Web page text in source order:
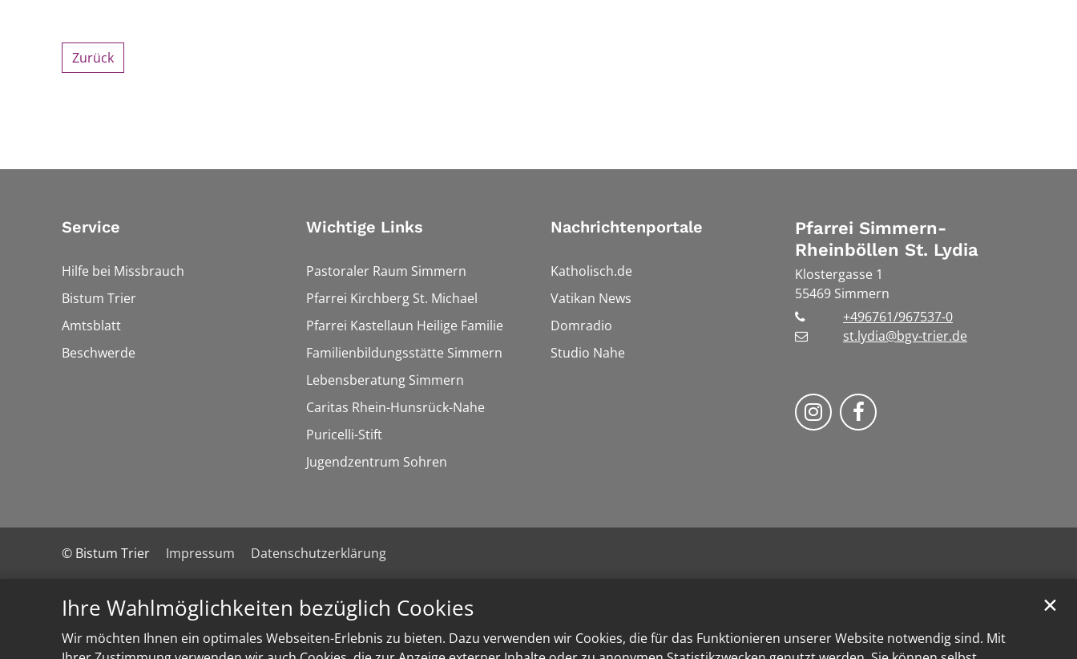
Ihre Wahlmöglichkeiten bezüglich Cookies
Wir möchten Ihnen ein optimales Webseiten-Erlebnis zu bieten. Dazu verwenden wir Cookies, die für das Funktionieren unserer Website notwendig sind. Mit
✕
Zurück
Service
Hilfe bei Missbrauch
Bistum Trier
Amtsblatt
Beschwerde
Wichtige Links
Pastoraler Raum Simmern
Pfarrei Kirchberg St. Michael
Pfarrei Kastellaun Heilige Familie
Familienbildungsstätte Simmern
Lebensberatung Simmern
Caritas Rhein-Hunsrück-Nahe
Puricelli-Stift
Jugendzentrum Sohren
Nachrichtenportale
Katholisch.de
Vatikan News
Domradio
Studio Nahe
Pfarrei Simmern-
Rheinböllen St. Lydia
Klostergasse 1
55469 Simmern
+496761/967537-0
st.lydia@bgv-trier.de
Wir auf Instragram
Wir auf Facebook
© Bistum Trier Impressum Datenschutzerklärung